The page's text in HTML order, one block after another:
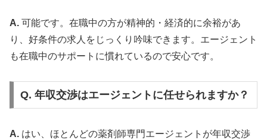
A. 可能です。在職中の方が精神的・経済的に余裕があ
り、好条件の求人をじっくり吟味できます。エージェント
も在職中のサポートに慣れているので安心です。
Q. 年収交渉はエージェントに任せられますか？
A. はい、ほとんどの薬剤師専門エージェントが年収交渉